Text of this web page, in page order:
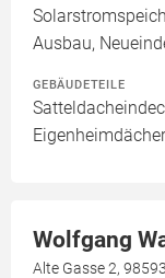
Ausbau,
GEBÄUDETEILE
Wolfgang
Alte Gasse 2,